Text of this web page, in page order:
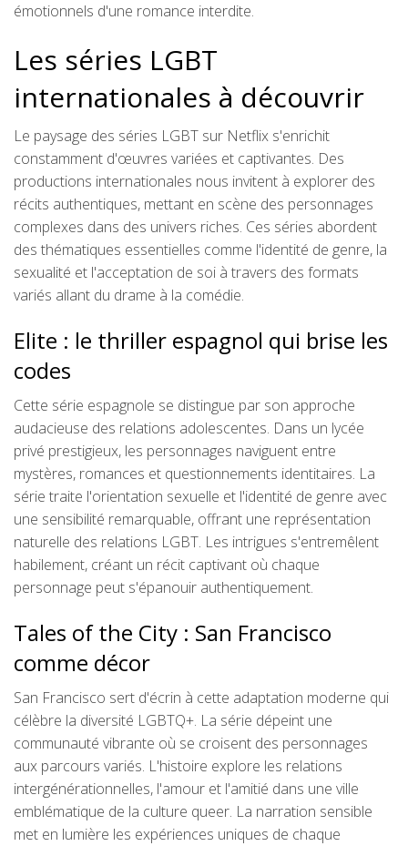
émotionnels d'une romance interdite.
Les séries LGBT
internationales à découvrir
Le paysage des séries LGBT sur Netflix s'enrichit
constamment d'œuvres variées et captivantes. Des
productions internationales nous invitent à explorer des
récits authentiques, mettant en scène des personnages
complexes dans des univers riches. Ces séries abordent
des thématiques essentielles comme l'identité de genre, la
sexualité et l'acceptation de soi à travers des formats
variés allant du drame à la comédie.
Elite : le thriller espagnol qui brise les
codes
Cette série espagnole se distingue par son approche
audacieuse des relations adolescentes. Dans un lycée
privé prestigieux, les personnages naviguent entre
mystères, romances et questionnements identitaires. La
série traite l'orientation sexuelle et l'identité de genre avec
une sensibilité remarquable, offrant une représentation
naturelle des relations LGBT. Les intrigues s'entremêlent
habilement, créant un récit captivant où chaque
personnage peut s'épanouir authentiquement.
Tales of the City : San Francisco
comme décor
San Francisco sert d'écrin à cette adaptation moderne qui
célèbre la diversité LGBTQ+. La série dépeint une
communauté vibrante où se croisent des personnages
aux parcours variés. L'histoire explore les relations
intergénérationnelles, l'amour et l'amitié dans une ville
emblématique de la culture queer. La narration sensible
met en lumière les expériences uniques de chaque